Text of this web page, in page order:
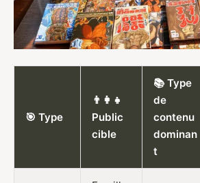
🎯 Type
👨‍👩‍👧
Public
cible
📚 Type
de
contenu
dominan
t